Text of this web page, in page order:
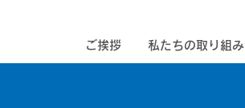
ご挨拶 私たちの取り組み